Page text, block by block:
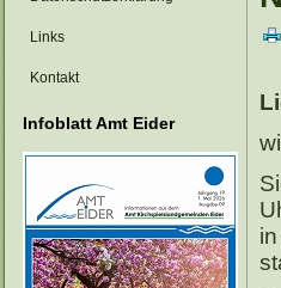
Links
Kontakt
Infoblatt Amt Eider